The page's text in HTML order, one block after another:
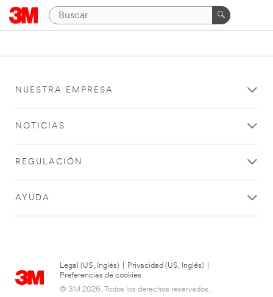
NUESTRA EMPRESA
NOTICIAS
REGULACIÓN
AYUDA
Legal (US, Inglés) Privacidad (US, Inglés)
Preferencias de cookies
© 3M 2026. Todos los derechos reservados..